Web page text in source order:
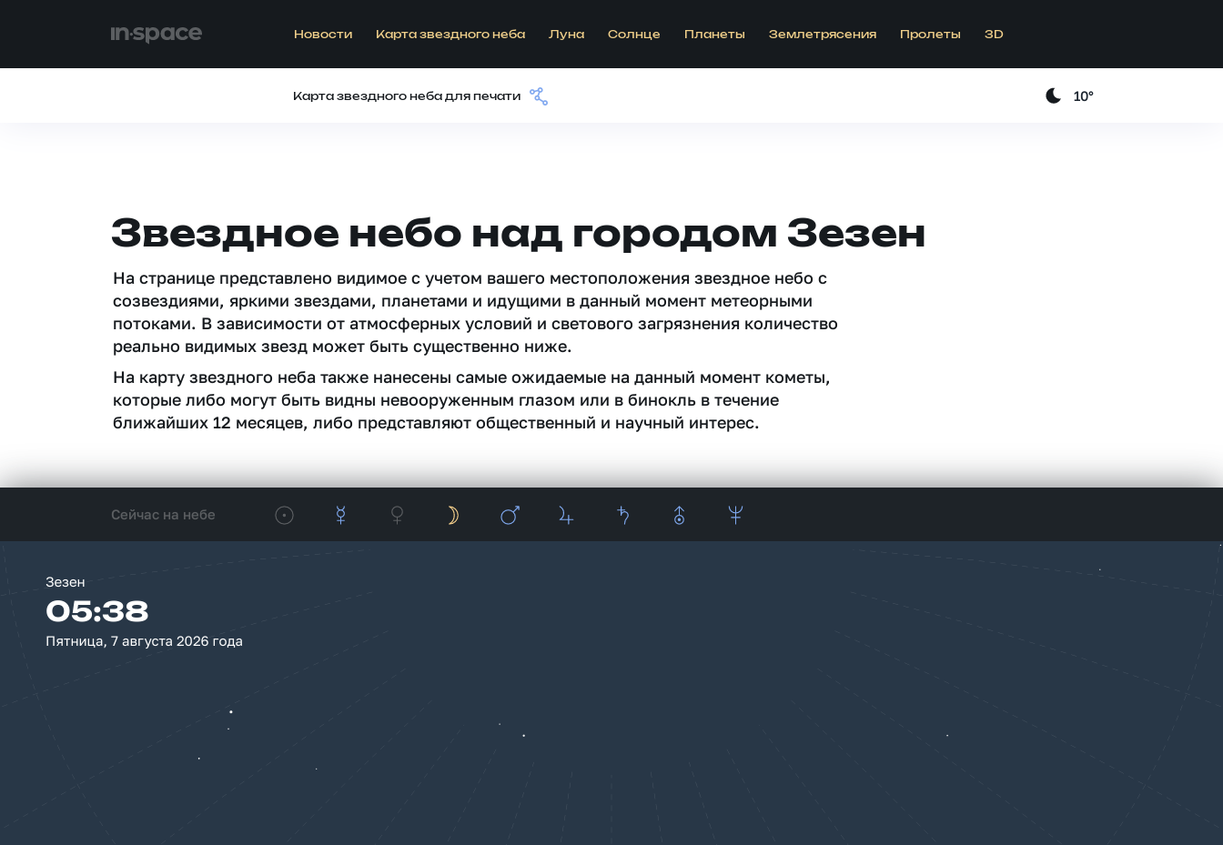
Новости Карта звездного неба Луна Солнце Планеты Землетрясения Пролеты 3D
Карта звездного неба для печати 10°
Звездное небо над городом Зезен
На странице представлено видимое c учетом вашего местоположения звездное небо c
созвездиями, яркими звездами, планетами и идущими в данный момент метеорными
потоками. В зависимости от атмосферных условий и светового загрязнения количество
реально видимых звезд может быть существенно ниже.
На карту звездного неба также нанесены самые ожидаемые на данный момент кометы,
которые либо могут быть видны невооруженным глазом или в бинокль в течение
ближайших 12 месяцев, либо представляют общественный и научный интерес.
Сейчас на небе